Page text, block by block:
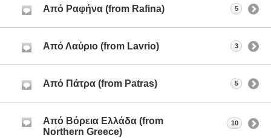
Από Ραφήνα (from Rafina) 5
Από Λαύριο (from Lavrio) 3
Από Πάτρα (from Patras) 5
Από Βόρεια Ελλάδα (from
Northern Greece)
10